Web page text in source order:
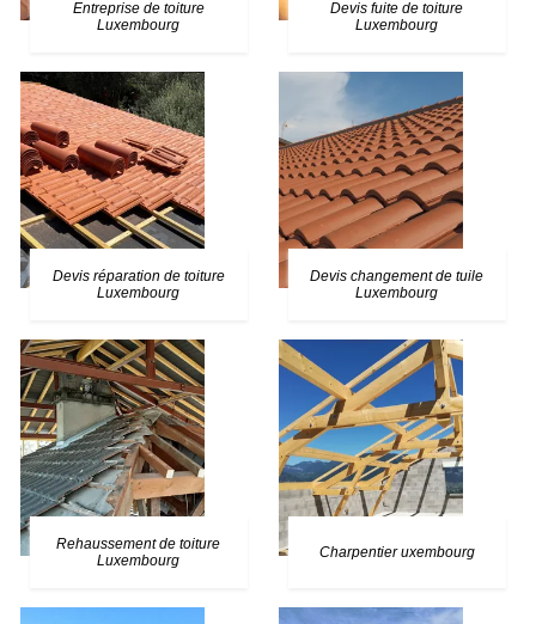
Entreprise de toiture
Luxembourg
Devis fuite de toiture
Luxembourg
Devis réparation de toiture
Luxembourg
Devis changement de tuile
Luxembourg
Rehaussement de toiture
Luxembourg
Charpentier uxembourg